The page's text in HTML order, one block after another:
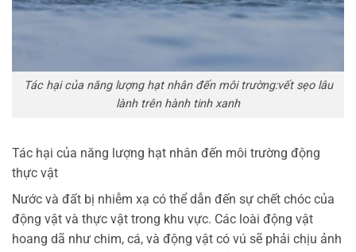
Tác hại của năng lượng hạt nhân đến môi trường:vết sẹo lâu
lành trên hành tinh xanh
Tác hại của năng lượng hạt nhân đến môi trường động
thực vật
Nước và đất bị nhiễm xạ có thể dẫn đến sự chết chóc của
động vật và thực vật trong khu vực. Các loài động vật
hoang dã như chim, cá, và động vật có vú sẽ phải chịu ảnh